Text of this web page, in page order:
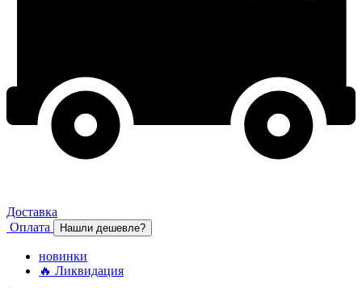
Доставка
Оплата
Нашли дешевле?
новинки
🔥 Ликвидация